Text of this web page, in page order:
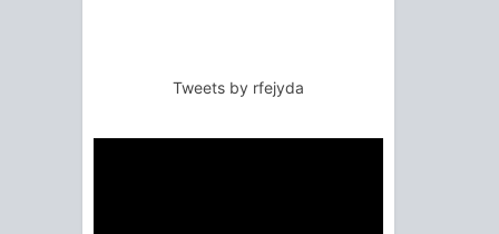
Tweets by rfejyda